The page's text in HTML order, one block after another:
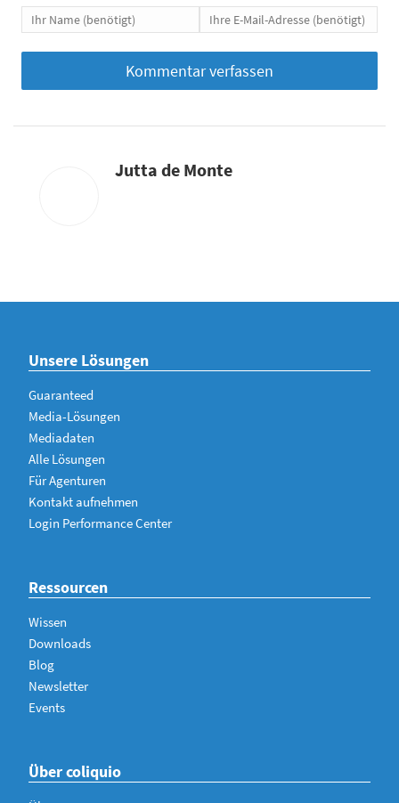
Jutta de Monte
Unsere Lösungen
Guaranteed
Media-Lösungen
Mediadaten
Alle Lösungen
Für Agenturen
Kontakt aufnehmen
Login Performance Center
Ressourcen
Wissen
Downloads
Blog
Newsletter
Events
Über coliquio